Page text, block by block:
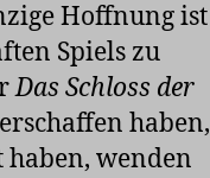
Hoffnung ist
Spiels zu
Das Schloss der
haben,
haben, wenden